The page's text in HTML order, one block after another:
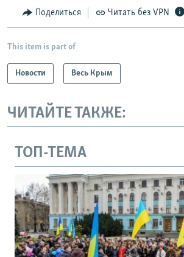
Поделиться Читать без VPN
This item is part of
Новости Весь Крым
ЧИТАЙТЕ ТАКЖЕ:
ТОП-ТЕМА